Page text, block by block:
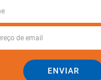
ENVIAR